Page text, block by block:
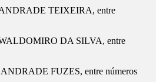
TEIXEIRA, entre
DA SILVA, entre
FUZES, entre números